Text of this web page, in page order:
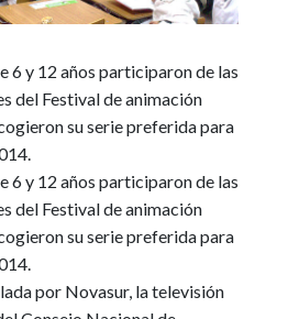
6 y 12 años participaron de las
del Festival de animación
su serie preferida para
6 y 12 años participaron de las
del Festival de animación
su serie preferida para
por Novasur, la televisión